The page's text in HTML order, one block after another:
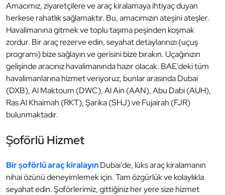
Amacımız, ziyaretçilere ve araç kiralamaya ihtiyaç duyan
herkese rahatlık sağlamaktır. Bu, amacımızın ateşini ateşler.
Havalimanına gitmek ve toplu taşıma peşinden koşmak
zordur. Bir araç rezerve edin, seyahat detaylarınızı (uçuş
programı) bize sağlayın ve gerisini bize bırakın. Uçağınızın
gelişinde aracınız havalimanında hazır olacak. BAE’deki tüm
havalimanlarına hizmet veriyoruz, bunlar arasında Dubai
(DXB), Al Maktoum (DWC), Al Ain (AAN), Abu Dabi (AUH),
Ras Al Khaimah (RKT), Şarika (SHJ) ve Fujairah (FJR)
bulunmaktadır.
Şoförlü Hizmet
Bir şoförlü araç kiralayınDubai’de, lüks araç kiralamanın
nihai özünü deneyimlemek için. Tam özgürlük ve kolaylıkla
seyahat edin. Şoförlerimiz, gittiğiniz her yere size hizmet